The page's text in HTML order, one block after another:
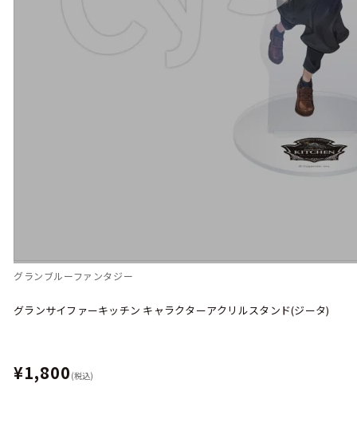
グランブルーファンタジー
グランサイファーキッチン キャラクターアクリルスタンド(ジータ)
¥1,800 (税込)